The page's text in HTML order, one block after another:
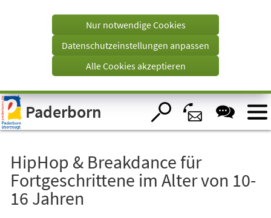
Visuelle
Assistenzsoftware
öffnen.
einem
Tab)
Nur notwendige Cookies
Datenschutzeinstellungen anpassen
Alle Cookies akzeptieren
Paderborn
HipHop & Breakdance für
Fortgeschrittene im Alter von 10-
16 Jahren